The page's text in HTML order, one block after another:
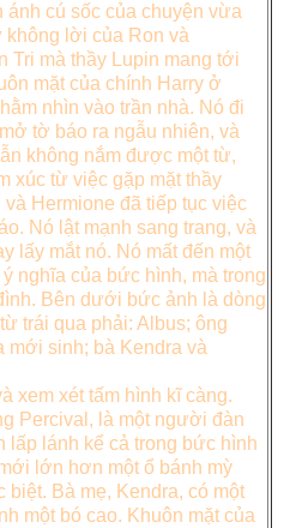
cú sốc của chuyện vừa
không lời của Ron và
Tri mà thầy Lupin mang tới
mặt của chính Harry ở
nhìn vào trần nhà. Nó đi
tờ báo ra ngẫu nhiên, và
không nắm được một từ,
xúc từ việc gặp mặt thầy
Hermione đã tiếp tục việc
Nó lật mạnh sang trang, và
lấy mắt nó. Nó mất đến một
nghĩa của bức hình, mà trong
Bên dưới bức ảnh là dòng
trái qua phải: Albus; ông
mới sinh; bà Kendra và
xem xét tấm hình kĩ càng.
Percival, là một người đàn
lấp lánh kể cả trong bức hình
lớn hơn một ổ bánh mỳ
biệt. Bà mẹ, Kendra, có một
một bó cao. Khuôn mặt của